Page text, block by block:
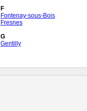
F
Fontenay-sous-Bois
Fresnes
G
Gentilly